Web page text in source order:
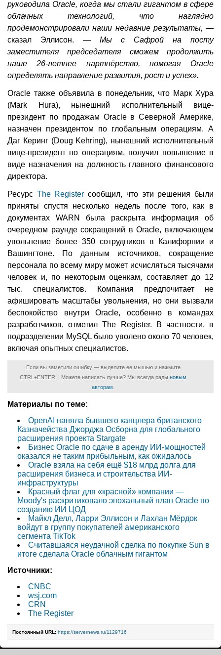
руководила Oracle, когда мы стали гигантом в сфере
облачных технологий, что наглядно
продемонстрировали наши недавние результаты, —
сказал Эллисон. — Мы с Сафрой на посту
заместителя председателя сможем продолжить
наше 26-летнее партнёрство, помогая Oracle
определять направление развития, рост и успех».
Oracle также объявила в понедельник, что Марк Хура
(Mark Hura), нынешний исполнительный вице-
президент по продажам Oracle в Северной Америке,
назначен президентом по глобальным операциям. А
Даг Керинг (Doug Kehring), нынешний исполнительный
вице-президент по операциям, получил повышение в
виде назначения на должность главного финансового
директора.
Ресурс The Register сообщил, что эти решения были
приняты спустя несколько недель после того, как в
документах WARN была раскрыта информация об
очередном раунде сокращений в Oracle, включающем
увольнение более 350 сотрудников в Калифорнии и
Вашингтоне. По данным источников, сокращение
персонала по всему миру может исчисляться тысячами
человек и, по некоторым оценкам, составляет до 12
тыс. специалистов. Компания предпочитает не
афишировать масштабы увольнения, но они вызвали
беспокойство внутри Oracle, особенно в командах
разработчиков, отметил The Register. В частности, в
подразделении MySQL было уволено около 70 человек,
включая опытных специалистов.
Если вы заметили ошибку — выделите ее мышью и нажмите
CTRL+ENTER. | Можете написать лучше? Мы всегда рады новым
авторам
Материалы по теме:
OpenAI наняла бывшего канцлера британского
Казначейства Джорджа Осборна для глобального
расширения проекта Stargate
Бизнес Oracle по сдаче в аренду ИИ-мощностей
оказался не таким прибыльным, как ожидалось
Oracle взяла на себя ещё $18 млрд долга для
расширения бизнеса и строительства ИИ-
инфраструктуры
Красный флаг для «красной» компании —
Moody's раскритиковало эпохальный план Oracle по
созданию ИИ ЦОД
Майкл Делл, Ларри Эллисон и Лахлан Мёрдок
войдут в группу покупателей американского
сегмента TikTok
Считавшаяся неудачной сделка по покупке Sun в
итоге сделала Oracle облачным гигантом
Источники:
CNBC
wsj.com
CRN
The Register
Постоянный URL: https://servernews.ru/1129716